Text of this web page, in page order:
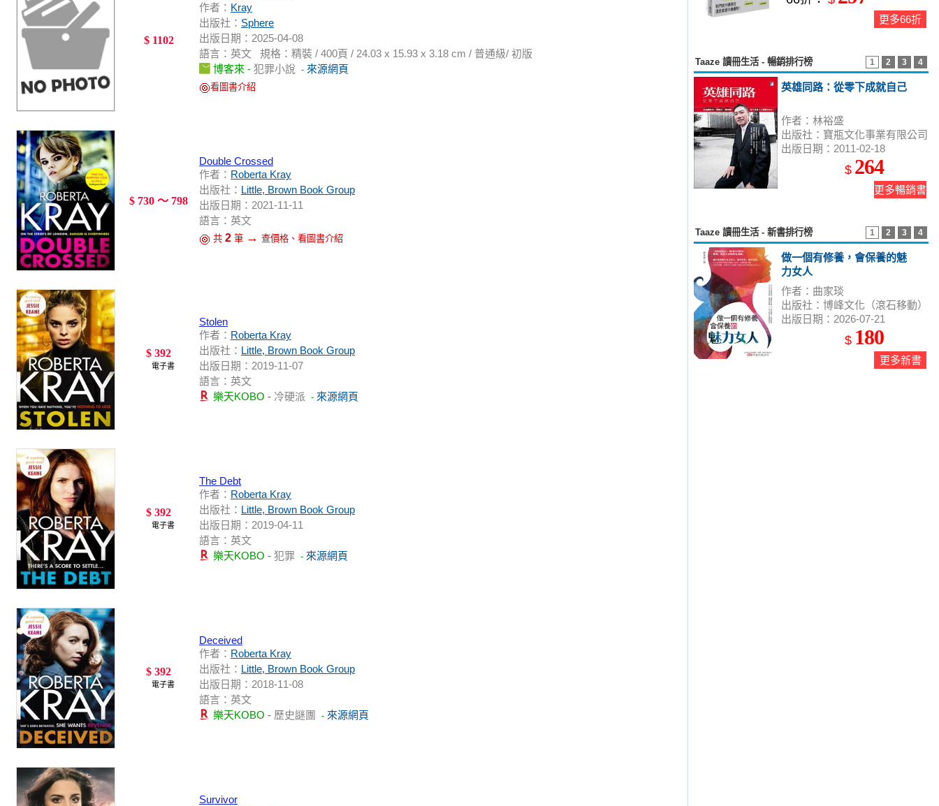
$ 1102
作者： Kray
出版社： Sphere
出版日期：2025-04-08
語言：英文 規格：精裝 / 400頁 / 24.03 x 15.93 x 3.18 cm / 普通級/ 初版
博客來 - 犯罪小說 - 來源網頁
看圖書介紹
$ 730 ～ 798
Double Crossed
作者： Roberta Kray
出版社： Little, Brown Book Group
出版日期：2021-11-11
語言：英文
共 2 筆 → 查價格、看圖書介紹
$ 392
電子書
Stolen
作者： Roberta Kray
出版社： Little, Brown Book Group
出版日期：2019-11-07
語言：英文
樂天KOBO - 冷硬派 - 來源網頁
$ 392
電子書
The Debt
作者： Roberta Kray
出版社： Little, Brown Book Group
出版日期：2019-04-11
語言：英文
樂天KOBO - 犯罪 - 來源網頁
$ 392
電子書
Deceived
作者： Roberta Kray
出版社： Little, Brown Book Group
出版日期：2018-11-08
語言：英文
樂天KOBO - 歷史謎團 - 來源網頁
Survivor
更多66折
1 2 3 4
Taaze 讀冊生活 - 暢銷排行榜
英雄同路：從零下成就自己
作者：林裕盛
出版社：寶瓶文化事業有限公司
出版日期：2011-02-18
$ 264
更多暢銷書
1 2 3 4
Taaze 讀冊生活 - 新書排行榜
做一個有修養，會保養的魅
力女人
作者：曲家琰
出版社：博峰文化（滾石移動）
出版日期：2026-07-21
$ 180
更多新書